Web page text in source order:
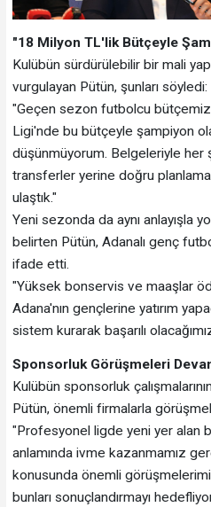
"18 Milyon TL'lik Bütçeyle
Kulübün sürdürülebilir bir mali
vurgulayan Pütün, şunları söyledi:
"Geçen sezon futbolcu
Ligi'nde bu bütçeyle şampiyon
düşünmüyorum. Belgeleriyle her
transferler yerine doğru planlama
ulaştık."
Yeni sezonda da aynı anlayışla
belirten Pütün, Adanalı genç
ifade etti.
"Yüksek bonservis ve maaşlar
Adana'nın gençlerine yatırım
sistem kurarak başarılı
Sponsorluk Görüşmeleri
Kulübün sponsorluk
Pütün, önemli firmalarla
"Profesyonel ligde yeni yer alan
anlamında ivme kazanmamız
konusunda önemli
bunları sonuçlandırmayı